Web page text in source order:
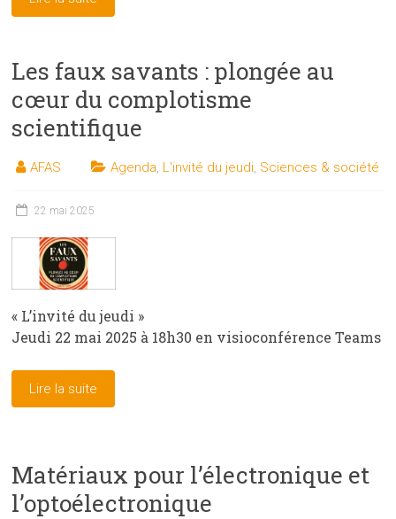
Les faux savants : plongée au
cœur du complotisme
scientifique
AFAS Agenda, L'invité du jeudi, Sciences & société
22 mai 2025
« L’invité du jeudi »
Jeudi 22 mai 2025 à 18h30 en visioconférence Teams
Lire la suite
Matériaux pour l’électronique et
l’optoélectronique